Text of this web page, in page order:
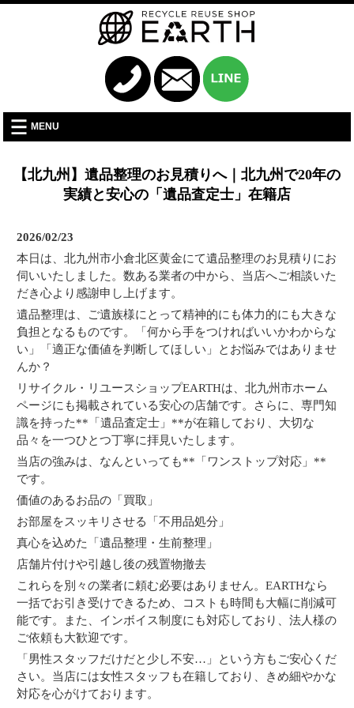
MENU
【北九州】遺品整理のお見積りへ｜北九州で20年の
実績と安心の「遺品査定士」在籍店
2026/02/23
本日は、北九州市小倉北区黄金にて遺品整理のお見積りにお
伺いいたしました。数ある業者の中から、当店へご相談いた
だき心より感謝申し上げます。
遺品整理は、ご遺族様にとって精神的にも体力的にも大きな
負担となるものです。「何から手をつければいいかわからな
い」「適正な価値を判断してほしい」とお悩みではありませ
んか？
リサイクル・リユースショップEARTHは、北九州市ホーム
ページにも掲載されている安心の店舗です。さらに、専門知
識を持った**「遺品査定士」**が在籍しており、大切な
品々を一つひとつ丁寧に拝見いたします。
当店の強みは、なんといっても**「ワンストップ対応」**
です。
価値のあるお品の「買取」
お部屋をスッキリさせる「不用品処分」
真心を込めた「遺品整理・生前整理」
店舗片付けや引越し後の残置物撤去
これらを別々の業者に頼む必要はありません。EARTHなら
一括でお引き受けできるため、コストも時間も大幅に削減可
能です。また、インボイス制度にも対応しており、法人様の
ご依頼も大歓迎です。
「男性スタッフだけだと少し不安…」という方もご安心くだ
さい。当店には女性スタッフも在籍しており、きめ細やかな
対応を心がけております。